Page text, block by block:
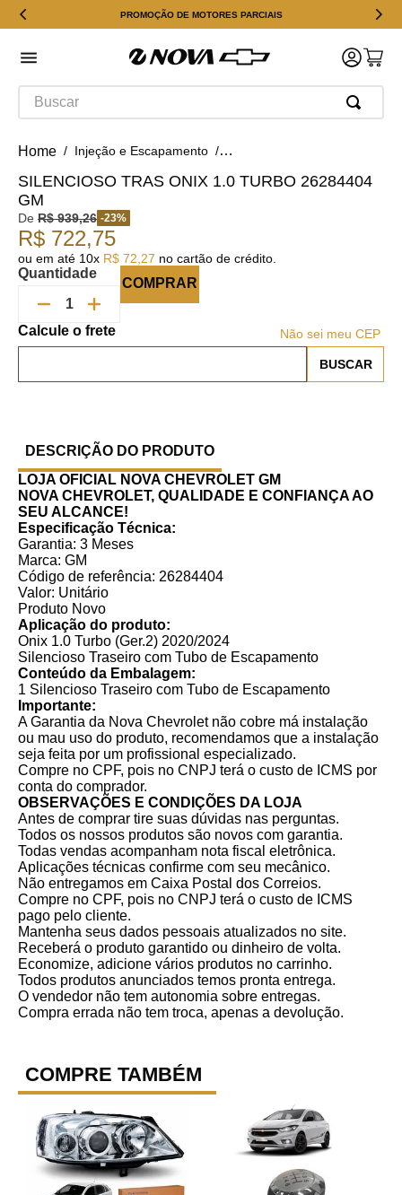
PROMOÇÃO DE MOTORES PARCIAIS
Buscar
Injeção e Escapamento Silencioso de Escapamento
SILENCIOSO TRAS ONIX 1.0 TURBO 26284404
GM
De R$ 939,26 -23%
R$ 722,75
ou em até 10x R$ 72 27 no cartão de crédito.
Quantidade
COMPRAR
Não sei meu CEP
DESCRIÇÃO DO PRODUTO
LOJA OFICIAL NOVA CHEVROLET GM
NOVA CHEVROLET, QUALIDADE E CONFIANÇA AO
SEU ALCANCE!
Especificação Técnica:
Garantia: 3 Meses
Marca: GM
Código de referência: 26284404
Valor: Unitário
Produto Novo
Aplicação do produto:
Onix 1.0 Turbo (Ger.2) 2020/2024
Silencioso Traseiro com Tubo de Escapamento
Conteúdo da Embalagem:
1 Silencioso Traseiro com Tubo de Escapamento
Importante:
A Garantia da Nova Chevrolet não cobre má instalação
ou mau uso do produto, recomendamos que a instalação
seja feita por um profissional especializado.
Compre no CPF, pois no CNPJ terá o custo de ICMS por
conta do comprador.
OBSERVAÇÕES E CONDIÇÕES DA LOJA
Antes de comprar tire suas dúvidas nas perguntas.
Todos os nossos produtos são novos com garantia.
Todas vendas acompanham nota fiscal eletrônica.
Aplicações técnicas confirme com seu mecânico.
Não entregamos em Caixa Postal dos Correios.
Compre no CPF, pois no CNPJ terá o custo de ICMS
pago pelo cliente.
Mantenha seus dados pessoais atualizados no site.
Receberá o produto garantido ou dinheiro de volta.
Economize, adicione vários produtos no carrinho.
Todos produtos anunciados temos pronta entrega.
O vendedor não tem autonomia sobre entregas.
Compra errada não tem troca, apenas a devolução.
COMPRE TAMBÉM